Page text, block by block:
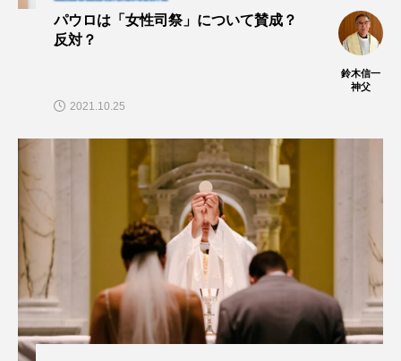
パウロは「女性司祭」について賛成？
反対？
鈴木信一
神父
2021.10.25